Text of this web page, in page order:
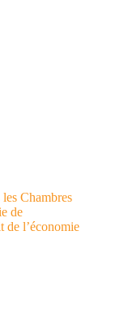
Chambres
de
l’économie